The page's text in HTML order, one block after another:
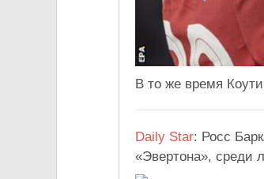
В то же время
Daily Star: Росс
«Эвертона», среди